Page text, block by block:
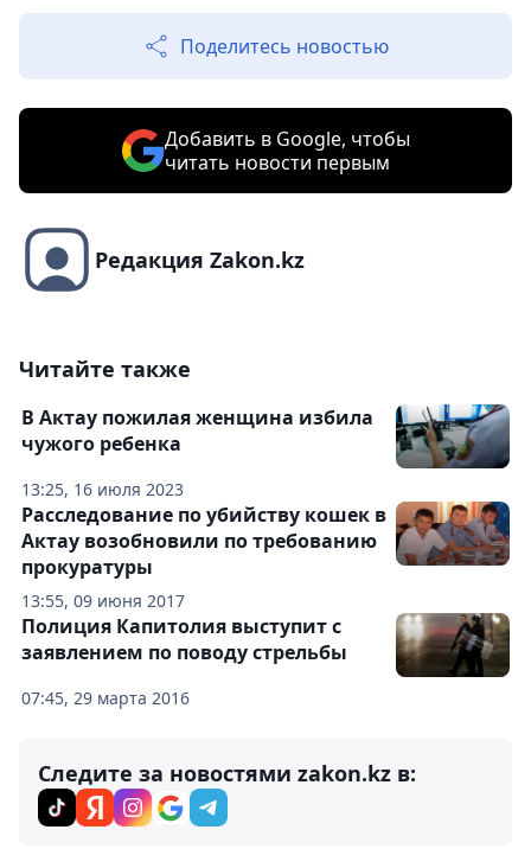
Поделитесь новостью
Добавить в Google, чтобы
читать новости первым
Редакция Zakon.kz
Читайте также
13:25, 16 июля 2023
В Актау пожилая женщина избила
чужого ребенка
13:55, 09 июня 2017
Расследование по убийству кошек в
Актау возобновили по требованию
прокуратуры
07:45, 29 марта 2016
Полиция Капитолия выступит с
заявлением по поводу стрельбы
Следите за новостями zakon.kz в: